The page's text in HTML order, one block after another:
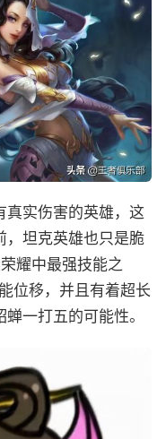
真实伤害的英雄，这
，坦克英雄也只是脆
耀中最强技能之
位移，并且有着超长
一打五的可能性。